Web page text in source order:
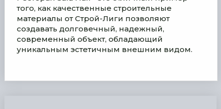
того, как качественные строительные
материалы от Строй-Лиги позволяют
создавать долговечный, надежный,
современный объект, обладающий
уникальным эстетичным внешним видом.